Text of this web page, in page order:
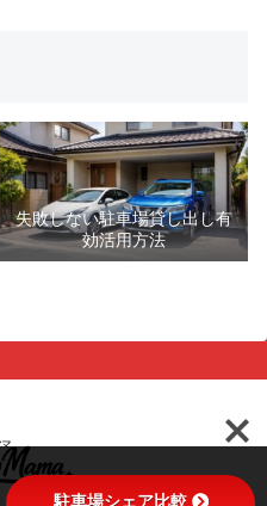
失敗しない駐車場貸し出し有
効活用方法
駐車場シェア比較